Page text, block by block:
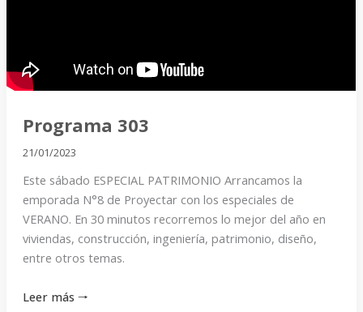
Programa 303
21/01/2023
Este sábado ESPECIAL PATRIMONIO Arrancamos la
emporada N°8 de Proyectar con los especiales de
VERANO. En 30 minutos recorremos lo mejor del año en
viviendas, construcción, ingeniería, patrimonio, diseño,
entre otros temas.
Leer más 🠒